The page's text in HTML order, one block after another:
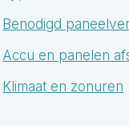
Benodigd
Accu en panelen
Klimaat en zonuren